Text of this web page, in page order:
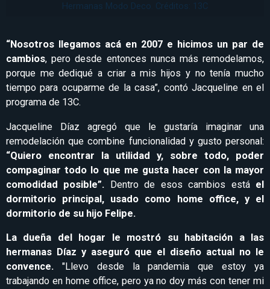
Hermanas Modo Deco. Créditos: 13C
“Nosotros llegamos acá en 2007 e hicimos un par de
cambios, pero desde entonces nunca más remodelamos,
porque me dediqué a criar a mis hijos y no tenía mucho
tiempo para ocuparme de la casa”, contó Jacqueline en el
programa de 13C.
Jacqueline Díaz agregó que le gustaría imaginar una
remodelación que combine funcionalidad y gusto personal:
“Quiero encontrar la utilidad y, sobre todo, poder
compaginar todo lo que me gusta hacer con la mayor
comodidad posible”. Dentro de esos cambios está el
dormitorio principal, usado como home office, y el
dormitorio de su hijo Felipe.
La dueña del hogar le mostró su habitación a las
hermanas Díaz y aseguró que el diseño actual no le
convence. "Llevo desde la pandemia que estoy ya
trabajando en home office, pero ya no doy más con tener mi